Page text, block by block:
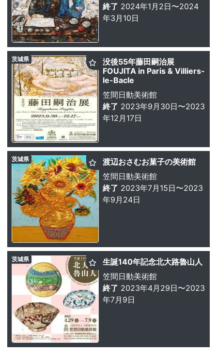
終了 2024年1月2日〜2024
年3月10日
没後55年藤田嗣治展
FOUJITA in Paris & Villiers-
le-Bacle
笠間日動美術館
終了 2023年9月30日〜2023
年12月17日
茨城県
渡辺おさむお菓子の美術館
笠間日動美術館
終了 2023年7月15日〜2023
年9月24日
茨城県
生誕140年記念北大路魯山人
笠間日動美術館
終了 2023年4月29日〜2023
年7月9日
茨城県